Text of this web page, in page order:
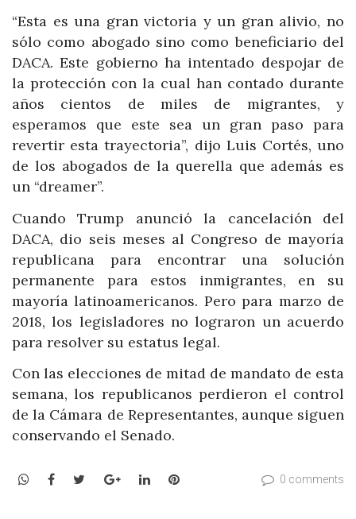
“Esta es una gran victoria y un gran alivio, no
sólo como abogado sino como beneficiario del
DACA. Este gobierno ha intentado despojar de
la protección con la cual han contado durante
años cientos de miles de migrantes, y
esperamos que este sea un gran paso para
revertir esta trayectoria”, dijo Luis Cortés, uno
de los abogados de la querella que además es
un “dreamer”.
Cuando Trump anunció la cancelación del
DACA, dio seis meses al Congreso de mayoría
republicana para encontrar una solución
permanente para estos inmigrantes, en su
mayoría latinoamericanos. Pero para marzo de
2018, los legisladores no lograron un acuerdo
para resolver su estatus legal.
Con las elecciones de mitad de mandato de esta
semana, los republicanos perdieron el control
de la Cámara de Representantes, aunque siguen
conservando el Senado.
WhatsApp
Facebook
TwitterGoogle+LinkedInPinterest 0 comments